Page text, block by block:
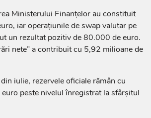
Ministerului Finanțelor au constituit
iar operațiunile de swap valutar pe
un rezultat pozitiv de 80.000 de euro.
nete” a contribuit cu 5,92 milioane de
iulie, rezervele oficiale rămân cu
peste nivelul înregistrat la sfârșitul